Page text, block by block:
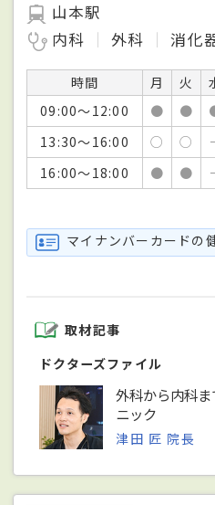
山本駅
内科
外科 消化
時間 月 火
09:00～12:00
● ●
13:30～16:00
○ ○
16:00～18:00
● ●
マイナンバーカードの
取材記事
ドクターズファイル
外科から内科
ニック
津田 匠 院長